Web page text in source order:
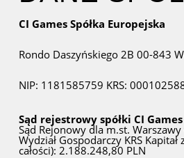
CI Games Spółka Europejska
Rondo Daszyńskiego 2B 00-843
NIP: 1181585759 KRS:
Sąd rejestrowy spółki CI Games
Sąd Rejonowy dla m.st.
Wydział Gospodarczy KRSKapitał
całości): 2.188.248,80 PLN